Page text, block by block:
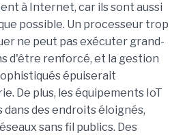
à Internet, car ils sont aussi
possible. Un processeur trop
ne peut pas exécuter grand-
d'être renforcé, et la gestion
épuiserait
De plus, les équipements IoT
des endroits éloignés,
sans fil publics. Des